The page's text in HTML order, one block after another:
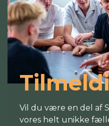
Vil du være en del af
vores helt unikke